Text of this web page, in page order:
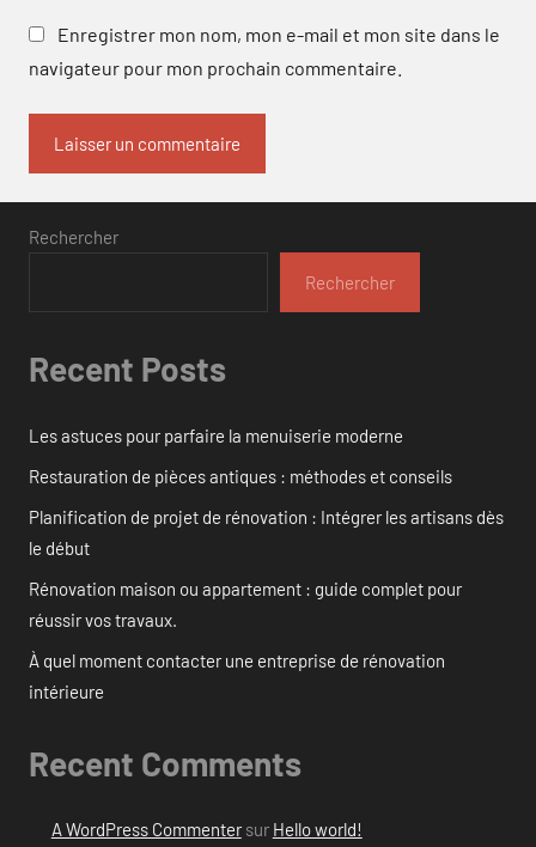
Enregistrer mon nom, mon e-mail et mon site dans le
navigateur pour mon prochain commentaire.
Rechercher
Rechercher
Recent Posts
Les astuces pour parfaire la menuiserie moderne
Restauration de pièces antiques : méthodes et conseils
Planification de projet de rénovation : Intégrer les artisans dès
le début
Rénovation maison ou appartement : guide complet pour
réussir vos travaux.
À quel moment contacter une entreprise de rénovation
intérieure
Recent Comments
A WordPress Commentersur Hello world!